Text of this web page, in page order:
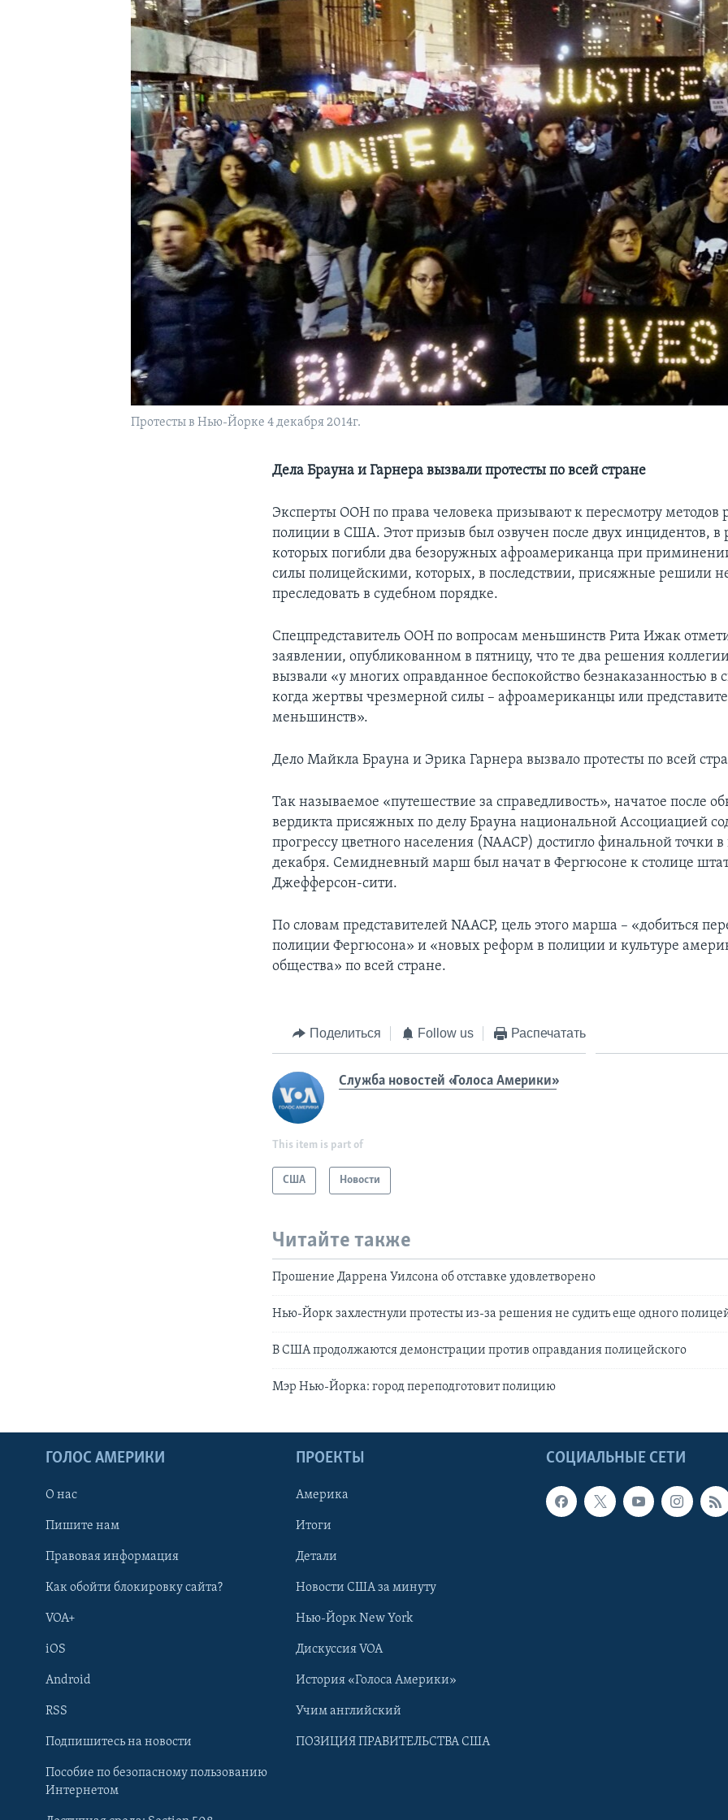
Learning English
Протесты в Нью-Йорке 4 декабря 2014г.
Дела Брауна и Гарнера вызвали протесты по всей стране
Эксперты ООН по права человека призывают к пересмотру методов
полиции в США. Этот призыв был озвучен после двух инцидентов, в
которых погибли два безоружных афроамериканца при
силы полицейскими, которых, в последствии, присяжные решили
преследовать в судебном порядке.
Спецпредставитель ООН по вопросам меньшинств Рита Ижак
заявлении, опубликованном в пятницу, что те два решения
вызвали «у многих оправданное беспокойство безнаказанностью в
когда жертвы чрезмерной силы – афроамериканцы или
меньшинств».
Дело Майкла Брауна и Эрика Гарнера вызвало протесты по всей
Так называемое «путешествие за справедливость», начатое после
вердикта присяжных по делу Брауна национальной Ассоциацией
прогрессу цветного населения (NAACP) достигло финальной точки в
декабря. Семидневный марш был начат в Фергюсоне к столице
Джефферсон-сити.
По словам представителей NAACP, цель этого марша – «добиться
полиции Фергюсона» и «новых реформ в полиции и культуре
общества» по всей стране.
Поделиться Follow us Распечатать
Служба новостей «Голоса Америки»
This item is part of
США Новости
Читайте также
Прошение Даррена Уилсона об отставке удовлетворено
Нью-Йорк захлестнули протесты из-за решения не судить еще одного
В США продолжаются демонстрации против оправдания полицейского
Мэр Нью-Йорка: город переподготовит полицию
СОЦИАЛЬНЫЕ СЕТИ
ГОЛОС АМЕРИКИ
О нас
Пишите нам
Правовая информация
Как обойти блокировку сайта?
VOA+
iOS
Android
RSS
Подпишитесь на новости
Пособие по безопасному пользованию
Интернетом
ПРОЕКТЫ
Америка
Итоги
Детали
Новости США за минуту
Нью-Йорк New York
Дискуссия VOA
История «Голоса Америки»
Учим английский
ПОЗИЦИЯ ПРАВИТЕЛЬСТВА США